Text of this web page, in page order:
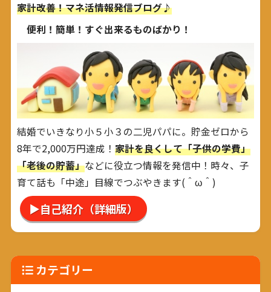
家計改善！マネ活情報発信ブログ♪
便利！簡単！すぐ出来るものばかり！
結婚でいきなり小５小３の二児パパに。貯金ゼロから
8年で2,000万円達成！ 家計を良くして「子供の学費」
「老後の貯蓄」などに役立つ情報を発信中！時々、子
育て話も「中途」目線でつぶやきます(＾ω＾)
▶自己紹介（詳細版）
カテゴリー